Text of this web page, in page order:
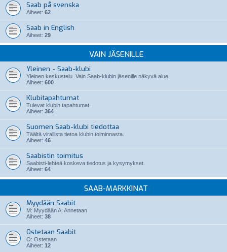
Saab på svenska
Aiheet: 62
Saab in English
Aiheet: 29
VAIN JÄSENILLE
Yleinen - Saab-klubi
Yleinen keskustelu. Vain Saab-klubin jäsenille näkyvä alue.
Aiheet: 600
Klubitapahtumat
Tulevat klubin tapahtumat.
Aiheet: 364
Suomen Saab-klubi tiedottaa
Täältä virallista tietoa klubin toiminnasta.
Aiheet: 46
Saabistin toimitus
Saabisti-lehteä koskeva tiedotus ja kysymykset.
Aiheet: 64
SAAB-MARKKINAT
Myydään Saabit
M: Myydään A: Annetaan
Aiheet: 38
Ostetaan Saabit
O: Ostetaan
Aiheet: 12